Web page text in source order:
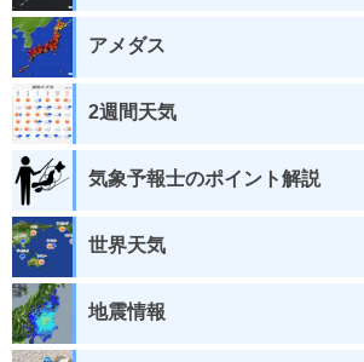
アメダス
2週間天気
気象予報士のポイント解説
世界天気
地震情報